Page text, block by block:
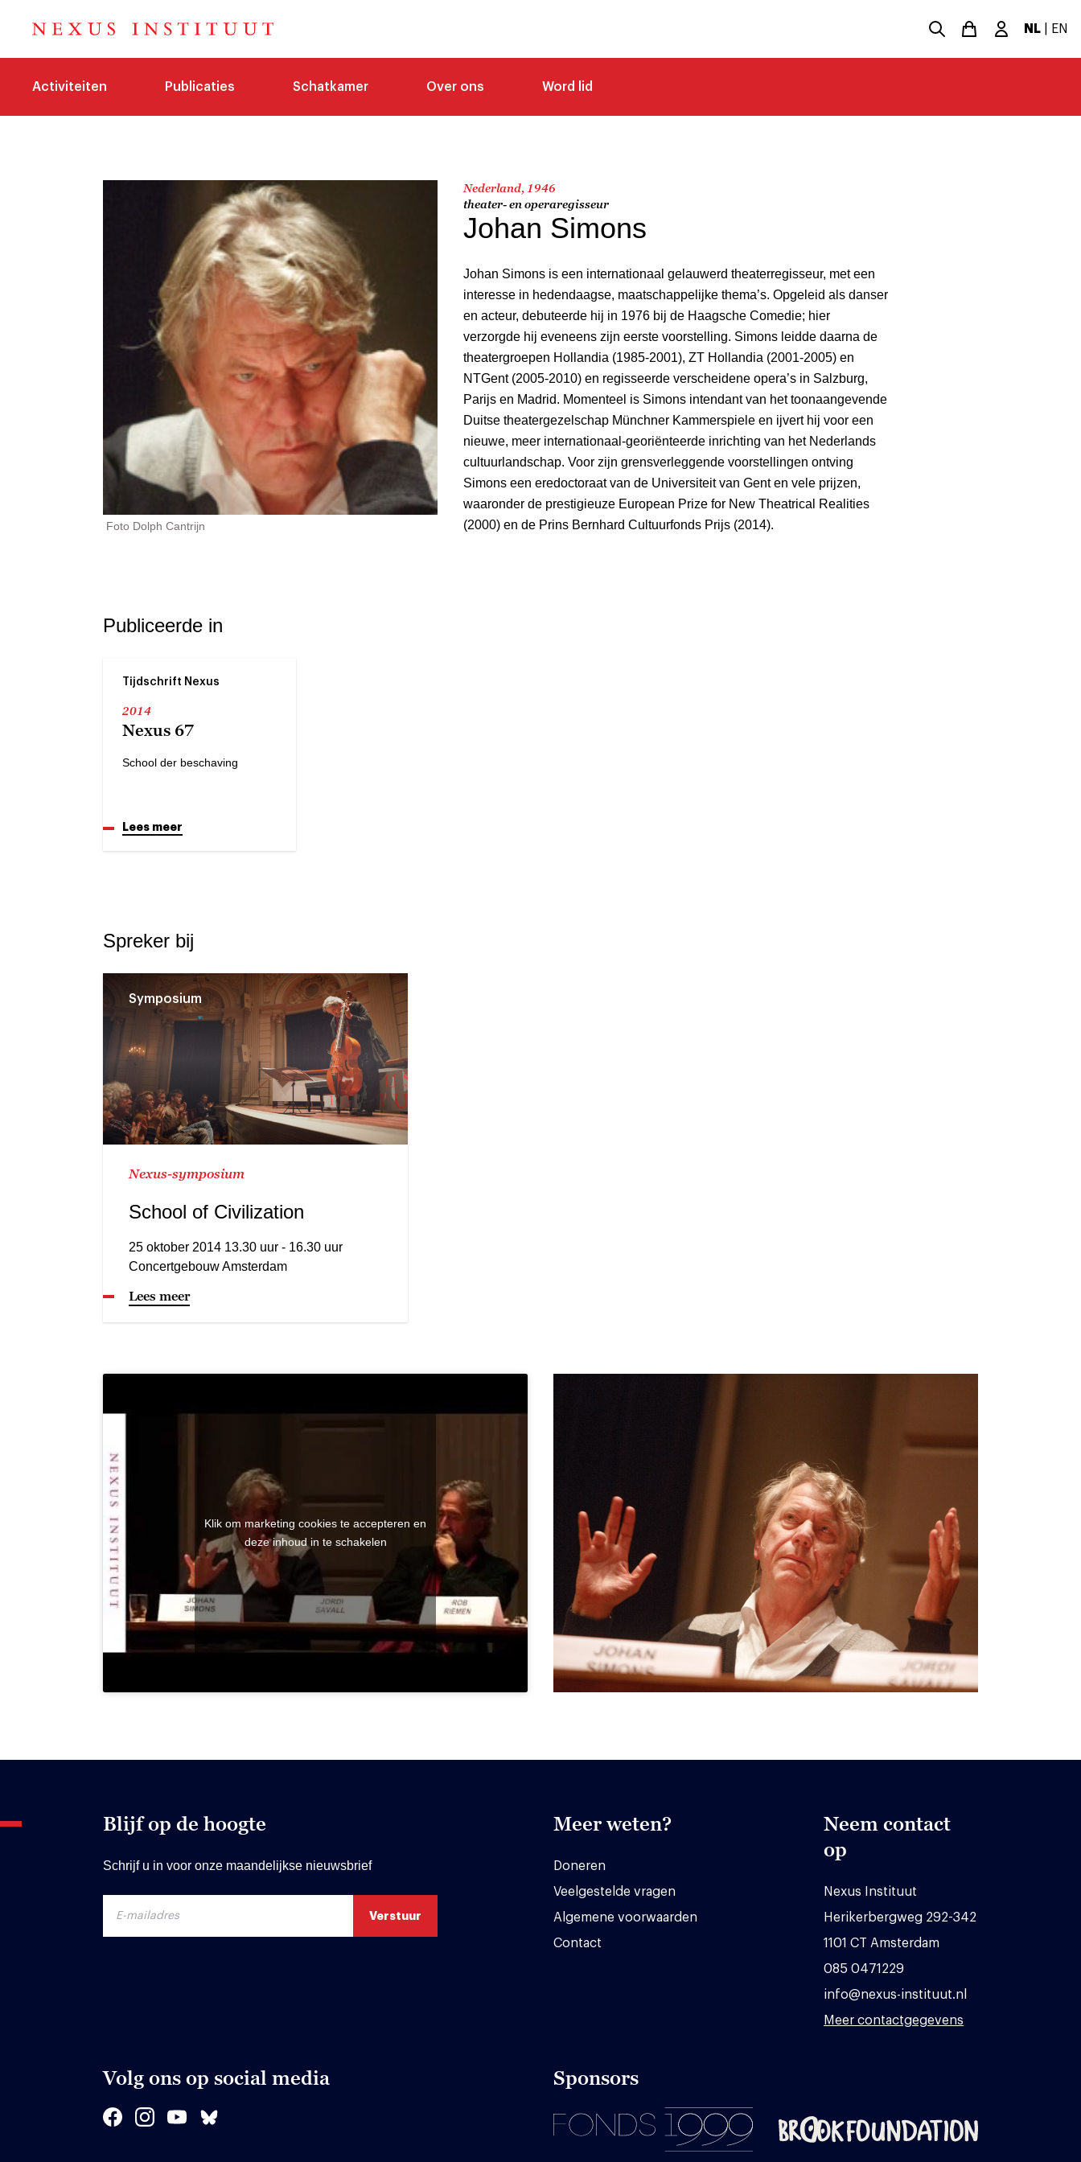
NL EN
Activiteiten Publicaties Schatkamer Over ons Word lid
Foto Dolph Cantrijn
Nederland, 1946
theater- en operaregisseur
Johan Simons
Johan Simons is een internationaal gelauwerd theaterregisseur, met een
interesse in hedendaagse, maatschappelijke thema’s. Opgeleid als danser
en acteur, debuteerde hij in 1976 bij de Haagsche Comedie; hier
verzorgde hij eveneens zijn eerste voorstelling. Simons leidde daarna de
theatergroepen Hollandia (1985-2001), ZT Hollandia (2001-2005) en
NTGent (2005-2010) en regisseerde verscheidene opera’s in Salzburg,
Parijs en Madrid. Momenteel is Simons intendant van het toonaangevende
Duitse theatergezelschap Münchner Kammerspiele en ijvert hij voor een
nieuwe, meer internationaal-georiënteerde inrichting van het Nederlands
cultuurlandschap. Voor zijn grensverleggende voorstellingen ontving
Simons een eredoctoraat van de Universiteit van Gent en vele prijzen,
waaronder de prestigieuze European Prize for New Theatrical Realities
(2000) en de Prins Bernhard Cultuurfonds Prijs (2014).
Publiceerde in
Tijdschrift Nexus
2014
Nexus 67
School der beschaving
Lees meer
Spreker bij
Symposium
Nexus-symposium
School of Civilization
25 oktober 2014 13.30 uur - 16.30 uur
Concertgebouw Amsterdam
Lees meer
Klik om marketing cookies te accepteren en
deze inhoud in te schakelen
Blijf op de hoogte
Schrijf u in voor onze maandelijkse nieuwsbrief
Meer weten?
Doneren
Veelgestelde vragen
Algemene voorwaarden
Contact
Neem contact
op
Nexus Instituut
Herikerbergweg 292-342
1101 CT Amsterdam
085 0471229
info@nexus-instituut.nl
Meer contactgegevens
Volg ons op social media Sponsors